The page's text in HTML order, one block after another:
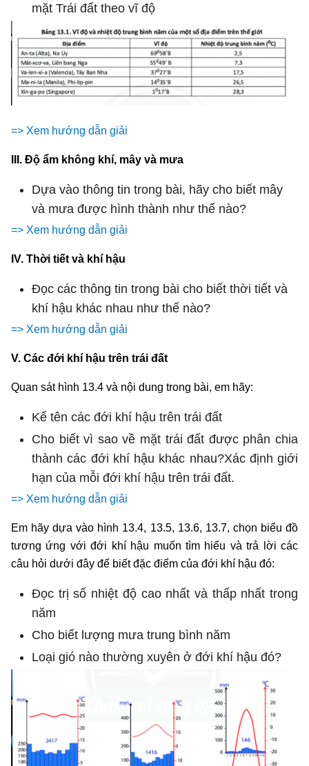
mặt Trái đất theo vĩ độ
=> Xem hướng dẫn giải
III. Độ ẩm không khí, mây và mưa
Dựa vào thông tin trong bài, hãy cho biết mây
và mưa được hình thành như thế nào?
=> Xem hướng dẫn giải
IV. Thời tiết và khí hậu
Đọc các thông tin trong bài cho biết thời tiết và
khí hậu khác nhau như thế nào?
=> Xem hướng dẫn giải
V. Các đới khí hậu trên trái đất
Quan sát hình 13.4 và nội dung trong bài, em hãy:
Kể tên các đới khí hậu trên trái đất
Cho biết vì sao về mặt trái đất được phân chia
thành các đới khí hậu khác nhau?Xác định giới
hạn của mỗi đới khí hậu trên trái đất.
=> Xem hướng dẫn giải
Em hãy dựa vào hình 13.4, 13.5, 13.6, 13.7, chọn biểu đồ
tương ứng với đới khí hậu muốn tìm hiểu và trả lời các
câu hỏi dưới đây để biết đặc điểm của đới khí hậu đó:
Đọc trị số nhiệt độ cao nhất và thấp nhất trong
năm
Cho biết lượng mưa trung bình năm
Loại gió nào thường xuyên ở đới khí hậu đó?